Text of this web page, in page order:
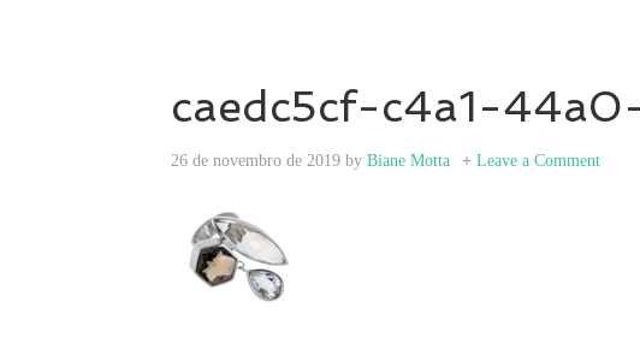
caedc5cf-c4a1-
26 de novembro de 2019 by Biane Motta Leave a Comment